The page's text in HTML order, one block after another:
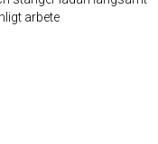
arbete